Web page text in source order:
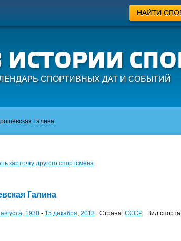
СПОРТИВНЫХ ДАТ И СОБЫТИЙ
Галина
карточку другого спортсмена
Галина
, 1930 - 15 декабря, 2013 Страна: СССР Вид спорта